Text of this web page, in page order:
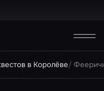
в Королёве